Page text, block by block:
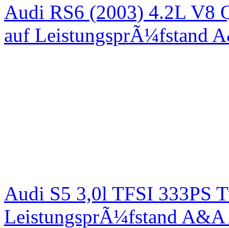
Audi RS6 (2003) 4.2L V8
auf LeistungsprÃ¼fstand
Audi S5 3,0l TFSI 333PS
LeistungsprÃ¼fstand